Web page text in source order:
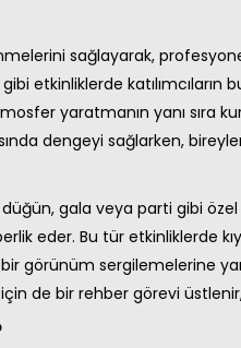
sağlayarak,
etkinliklerde katılımcıların
yaratmanın yanı sıra
dengeyi sağlarken,
gala veya parti gibi
eder. Bu tür etkinliklerde
görünüm sergilemelerine
de bir rehber görevi üstlenir,